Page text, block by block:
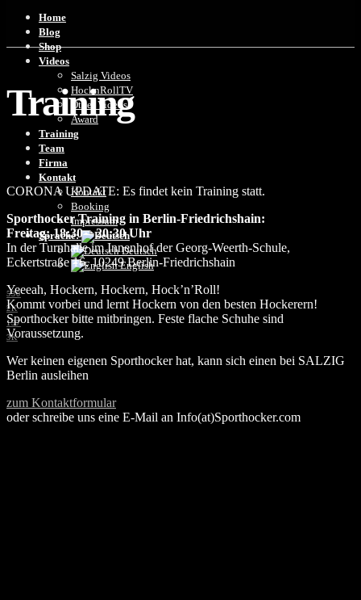
Home
Blog
Shop
Videos
Salzig Videos
HocknRollTV
Other Videos
Award
Training
Team
Firma
Kontakt
Kontakt
Booking
Impressum
Sprache:
Deutsch
English
530
2K
197
3K
Training
CORONA UPDATE: Es findet kein Training statt.
Sporthocker Training in Berlin-Friedrichshain:
Freitag: 18:30 – 20:30 Uhr
In der Turnhalle im Innenhof der Georg-Weerth-Schule‎,
Eckertstraße 16, 10249 Berlin-Friedrichshain
Yeeeah, Hockern, Hockern, Hock’n’Roll!
Kommt vorbei und lernt Hockern von den besten Hockerern!
Sporthocker bitte mitbringen. Feste flache Schuhe sind
Voraussetzung.
Wer keinen eigenen Sporthocker hat, kann sich einen bei SALZIG
Berlin ausleihen
zum Kontaktformular
oder schreibe uns eine E-Mail an Info(at)Sporthocker.com